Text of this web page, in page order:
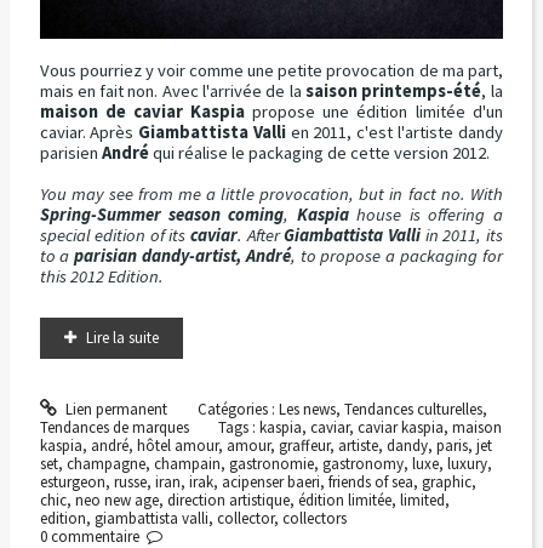
Vous pourriez y voir comme une petite provocation de ma part,
mais en fait non. Avec l'arrivée de lasaison printemps-été, la
maison de caviar Kaspiapropose une édition limitée d'un
caviar. Après Giambattista Vallien 2011, c'est l'artiste dandy
parisien Andréqui réalise le packaging de cette version 2012.
You may see from me a little provocation, but in fact no. With
Spring-Summer season coming, Kaspiahouse is offering a
special edition of its caviar. AfterGiambattista Valliin 2011, its
to aparisian dandy-artist, André, to propose a packaging for
this 2012 Edition.
Lire la suite
Lien permanent Catégories : Les news, Tendances culturelles,
Tendances de marques
Tags :kaspia,caviar,caviar kaspia,maison
kaspia, andré, hôtel amour, amour, graffeur, artiste, dandy, paris, jet
set, champagne, champain, gastronomie, gastronomy, luxe, luxury,
esturgeon, russe, iran, irak, acipenser baeri, friends of sea, graphic,
chic, neo new age, direction artistique, édition limitée, limited,
edition, giambattista valli, collector, collectors
0 commentaire